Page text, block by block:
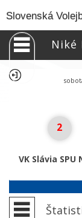
Slovenská
Niké
2
VK Slávia SPU